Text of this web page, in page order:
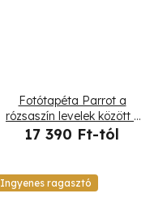
Fotótapéta Parrot a
rózsaszín levelek között -
Andrea Haase
17 390 Ft-tól
Ingyenes ragasztó